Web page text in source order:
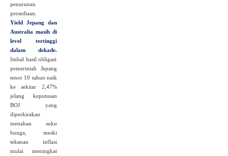
penurunan
persediaan.
Yield Jepang dan
Australia masih di
level tertinggi
dalam dekade.
Imbal hasil obligasi
pemerintah Jepang
tenor 10 tahun naik
ke sekitar 2,47%
jelang keputusan
BOJ yang
diperkirakan
menahan suku
bunga, meski
tekanan inflasi
mulai meningkat